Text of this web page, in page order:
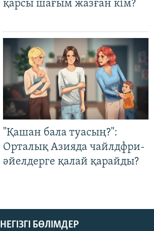
қарсы шағым жазған кім?
"Қашан бала туасың?":
Орталық Азияда чайлдфри-
әйелдерге қалай қарайды?
НЕГІЗГІ БӨЛІМДЕР